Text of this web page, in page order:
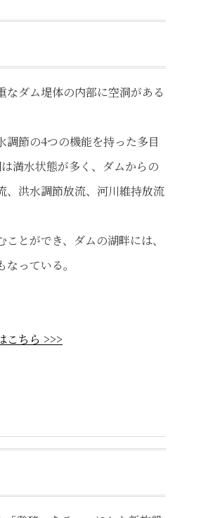
なダム堤体の内部に空洞がある
調節の4つの機能を持った多目
満水状態が多く、ダムからの
、洪水調節放流、河川維持放流
とができ、ダムの湖畔には、
っている。
こちら >>>